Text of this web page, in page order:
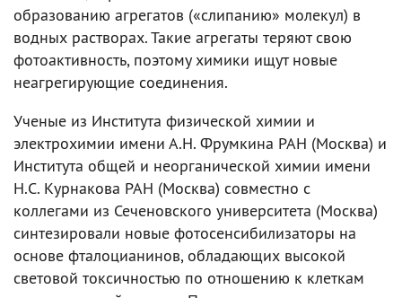
образованию агрегатов («слипанию» молекул) в
водных растворах. Такие агрегаты теряют свою
фотоактивность, поэтому химики ищут новые
неагрегирующие соединения.
Ученые из Института физической химии и
электрохимии имени А.Н. Фрумкина РАН (Москва) и
Института общей и неорганической химии имени
Н.С. Курнакова РАН (Москва) совместно с
коллегами из Сеченовского университета (Москва)
синтезировали новые фотосенсибилизаторы на
основе фталоцианинов, обладающих высокой
световой токсичностью по отношению к клеткам